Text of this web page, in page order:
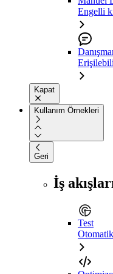
Engelli
Kapat
Kullanım Örnekleri
Geri
İş
Test